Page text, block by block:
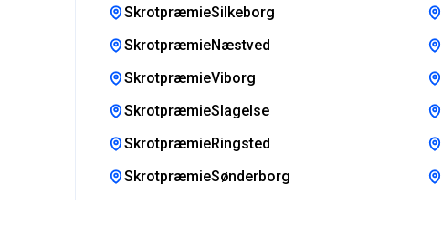
SkrotpræmieSilkeborg
SkrotpræmieNæstved
SkrotpræmieViborg
SkrotpræmieSlagelse
SkrotpræmieRingsted
SkrotpræmieSønderborg